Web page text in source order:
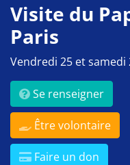
Visite du
Paris
Vendredi 25 et
Se renseigner
Être volontaire
Faire un don